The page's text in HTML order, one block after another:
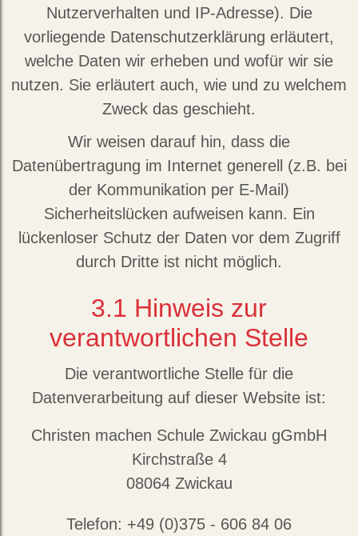
Nutzerverhalten und IP-Adresse). Die
vorliegende Datenschutzerklärung erläutert,
welche Daten wir erheben und wofür wir sie
nutzen. Sie erläutert auch, wie und zu welchem
Zweck das geschieht.
Wir weisen darauf hin, dass die
Datenübertragung im Internet generell (z.B. bei
der Kommunikation per E-Mail)
Sicherheitslücken aufweisen kann. Ein
lückenloser Schutz der Daten vor dem Zugriff
durch Dritte ist nicht möglich.
3.1 Hinweis zur
verantwortlichen Stelle
Die verantwortliche Stelle für die
Datenverarbeitung auf dieser Website ist:
Christen machen Schule Zwickau gGmbH
Kirchstraße 4
08064 Zwickau
Telefon: +49 (0)375 - 606 84 06